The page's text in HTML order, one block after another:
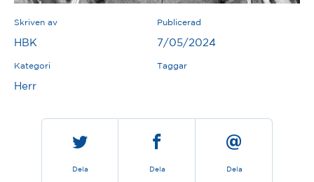
Skriven av
HBK
Publicerad
7/05/2024
Kategori
Herr
Taggar
Dela Dela Dela